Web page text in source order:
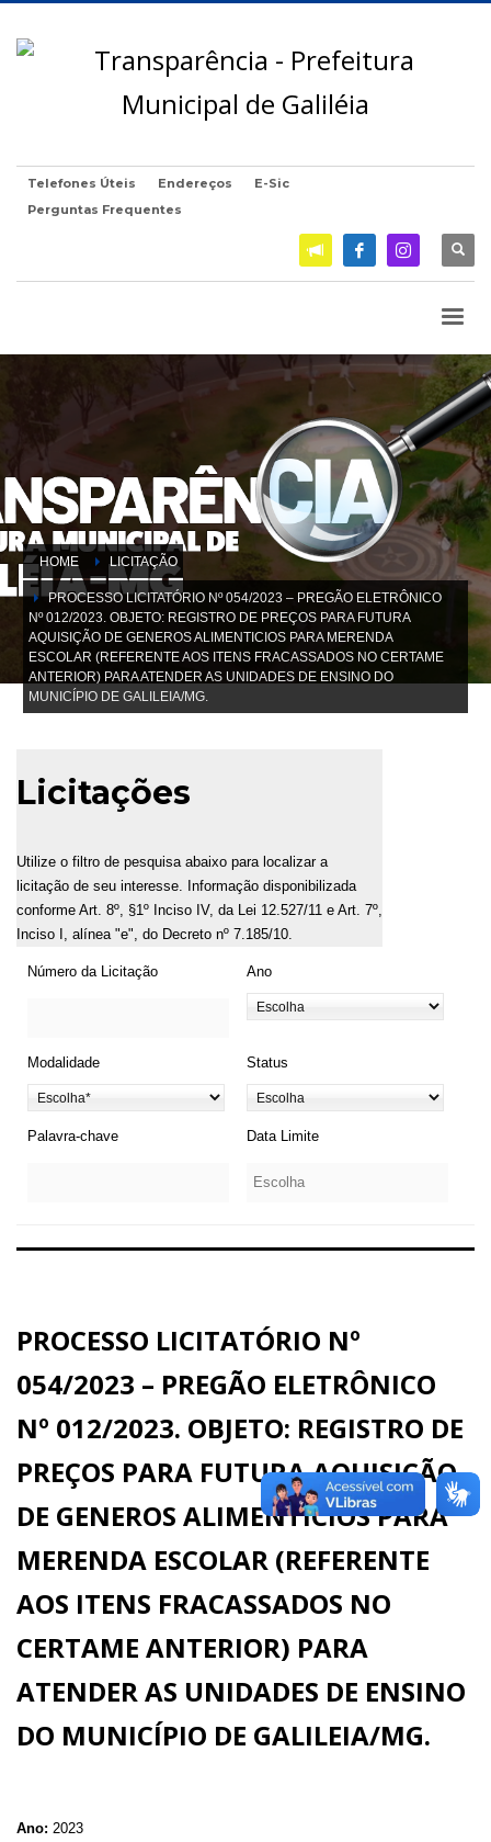
Telefones Úteis Endereços
E-Sic
Perguntas Frequentes
HOME LICITAÇÃO
PROCESSO LICITATÓRIO Nº 054/2023 – PREGÃO ELETRÔNICO
Nº 012/2023. OBJETO: REGISTRO DE PREÇOS PARA FUTURA
AQUISIÇÃO DE GENEROS ALIMENTICIOS PARA MERENDA
ESCOLAR (REFERENTE AOS ITENS FRACASSADOS NO CERTAME
ANTERIOR) PARA ATENDER AS UNIDADES DE ENSINO DO
MUNICÍPIO DE GALILEIA/MG.
Licitações
Utilize o filtro de pesquisa abaixo para localizar a
licitação de seu interesse. Informação disponibilizada
conforme Art. 8º, §1º Inciso IV, da Lei 12.527/11 e Art. 7º,
Inciso I, alínea "e", do Decreto nº 7.185/10.
Número da Licitação Ano
Modalidade Status
Palavra-chave Data Limite
PROCESSO LICITATÓRIO Nº
054/2023 – PREGÃO ELETRÔNICO
Nº 012/2023. OBJETO: REGISTRO DE
PREÇOS PARA FUTURA AQUISIÇÃO
DE GENEROS ALIMENTICIOS PARA
MERENDA ESCOLAR (REFERENTE
AOS ITENS FRACASSADOS NO
CERTAME ANTERIOR) PARA
ATENDER AS UNIDADES DE ENSINO
DO MUNICÍPIO DE GALILEIA/MG.
Ano: 2023